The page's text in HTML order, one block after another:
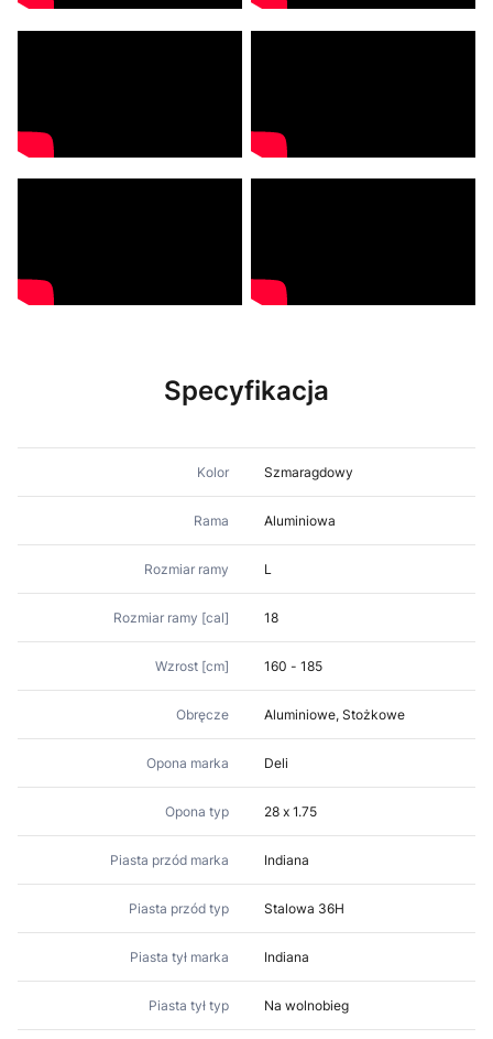
Specyfikacja
Kolor Szmaragdowy
Rama Aluminiowa
Rozmiar ramy L
Rozmiar ramy [cal] 18
Wzrost [cm] 160 - 185
Obręcze Aluminiowe, Stożkowe
Opona marka Deli
Opona typ 28 x 1.75
Piasta przód marka Indiana
Piasta przód typ Stalowa 36H
Piasta tył marka Indiana
Piasta tył typ Na wolnobieg